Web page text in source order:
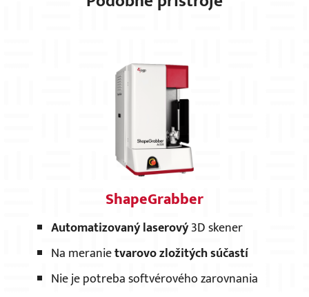
ShapeGrabber
Automatizovaný laserový3D skener
Na meranietvarovo zložitých súčastí
Nie je potreba softvérového zarovnania